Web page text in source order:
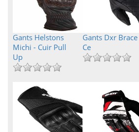
Gants Helstons
Michi - Cuir Pull
Up
Gants Dxr Brace
Ce